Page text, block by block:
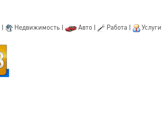
| Недвижимость | Авто| Работа | Услуги